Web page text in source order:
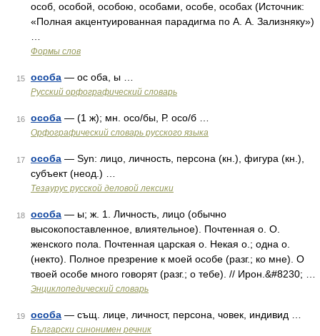
особ, особой, особою, особами, особе, особах (Источник:
«Полная акцентуированная парадигма по А. А. Зализняку»)
Формы слов
15 особа — ос оба, ы …
Русский орфографический словарь
16 особа — (1 ж); мн. осо/бы, Р. осо/б …
Орфографический словарь русского языка
17 особа — Syn: лицо, личность, персона (кн.), фигура (кн.),
субъект (неод.) …
Тезаурус русской деловой лексики
18 особа — ы; ж. 1. Личность, лицо (обычно
высокопоставленное, влиятельное). Почтенная о. О.
женского пола. Почтенная царская о. Некая о.; одна о.
(некто). Полное презрение к моей особе (разг.; ко мне). О
твоей особе много говорят (разг.; о тебе). // Ирон.&#8230; …
Энциклопедический словарь
19 особа — същ. лице, личност, персона, човек, индивид …
Български синонимен речник